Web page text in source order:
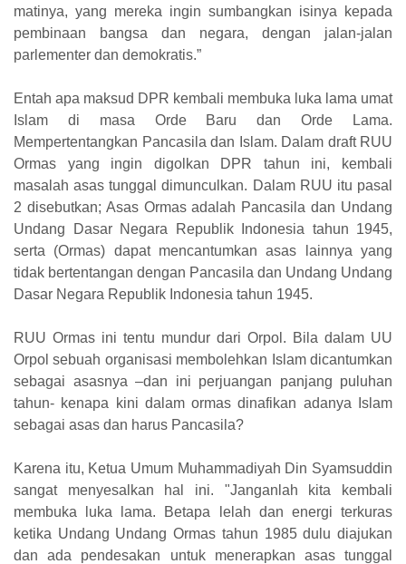
matinya, yang mereka ingin sumbangkan isinya kepada
pembinaan bangsa dan negara, dengan jalan-jalan
parlementer dan demokratis.”
Entah apa maksud DPR kembali membuka luka lama umat
Islam di masa Orde Baru dan Orde Lama.
Mempertentangkan Pancasila dan Islam. Dalam draft RUU
Ormas yang ingin digolkan DPR tahun ini, kembali
masalah asas tunggal dimunculkan. Dalam RUU itu pasal
2 disebutkan; Asas Ormas adalah Pancasila dan Undang
Undang Dasar Negara Republik Indonesia tahun 1945,
serta (Ormas) dapat mencantumkan asas lainnya yang
tidak bertentangan dengan Pancasila dan Undang Undang
Dasar Negara Republik Indonesia tahun 1945.
RUU Ormas ini tentu mundur dari Orpol. Bila dalam UU
Orpol sebuah organisasi membolehkan Islam dicantumkan
sebagai asasnya –dan ini perjuangan panjang puluhan
tahun- kenapa kini dalam ormas dinafikan adanya Islam
sebagai asas dan harus Pancasila?
Karena itu, Ketua Umum Muhammadiyah Din Syamsuddin
sangat menyesalkan hal ini. "Janganlah kita kembali
membuka luka lama. Betapa lelah dan energi terkuras
ketika Undang Undang Ormas tahun 1985 dulu diajukan
dan ada pendesakan untuk menerapkan asas tunggal